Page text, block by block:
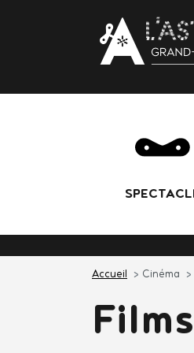
Body
Accueil Cinéma